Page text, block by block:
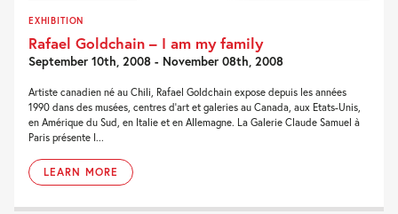
EXHIBITION
Rafael Goldchain – I am my family
September 10th, 2008 - November 08th, 2008
Artiste canadien né au Chili, Rafael Goldchain expose depuis les années
1990 dans des musées, centres d’art et galeries au Canada, aux Etats-Unis,
en Amérique du Sud, en Italie et en Allemagne. La Galerie Claude Samuel à
Paris présente I...
LEARN MORE